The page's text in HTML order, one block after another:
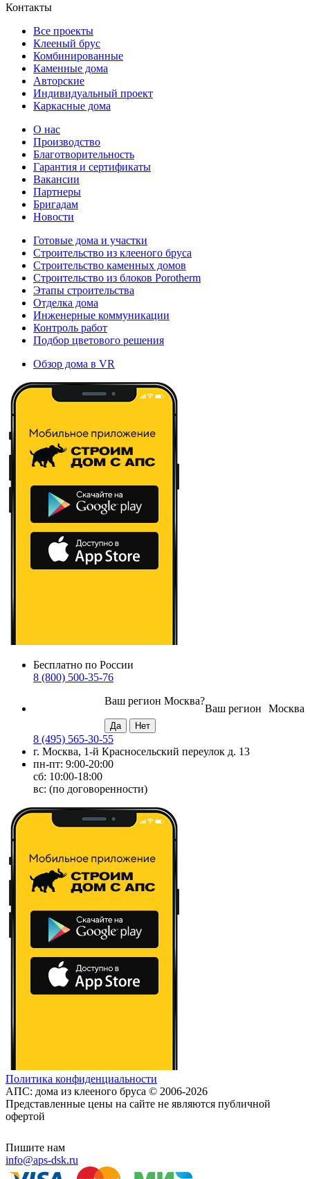
Контакты
Все проекты
Клееный брус
Комбинированные
Каменные дома
Авторские
Индивидуальный проект
Каркасные дома
О нас
Производство
Благотворительность
Гарантия и сертификаты
Вакансии
Партнеры
Бригадам
Новости
Готовые дома и участки
Строительство из клееного бруса
Строительство каменных домов
Строительство из блоков Porotherm
Этапы строительства
Отделка дома
Инженерные коммуникации
Контроль работ
Подбор цветового решения
Обзор дома в VR
Бесплатно по России
8 (800) 500-35-76
Москва
Ваш регион
Ваш регион Москва?
8 (495) 565-30-55
г. Москва, 1-й Красносельский переулок д. 13
пн-пт: 9:00-20:00
сб: 10:00-18:00
вс: (по договоренности)
Политика конфиденциальности
АПС: дома из клееного бруса © 2006-2026
Представленные цены на сайте не являются публичной
офертой
Пишите нам
info@aps-dsk.ru